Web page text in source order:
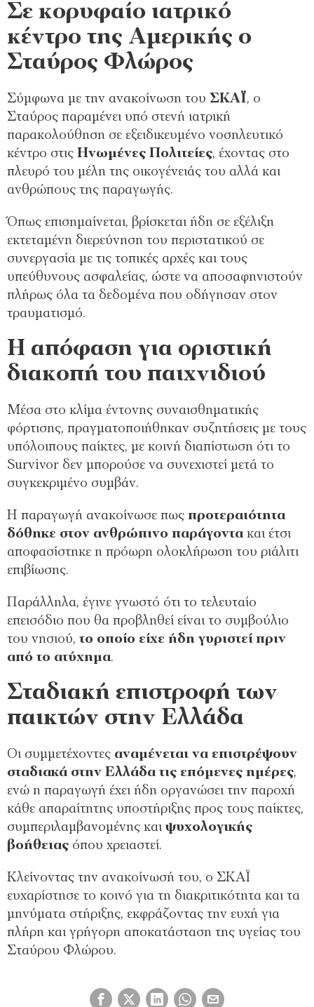
Σε κορυφαίο ιατρικό
κέντρο της Αμερικής ο
Σταύρος Φλώρος
Σύμφωνα με την ανακοίνωση του ΣΚΑΪ, ο
Σταύρος παραμένει υπό στενή ιατρική
παρακολούθηση σε εξειδικευμένο νοσηλευτικό
κέντρο στις Ηνωμένες Πολιτείες, έχοντας στο
πλευρό του μέλη της οικογένειάς του αλλά και
ανθρώπους της παραγωγής.
Όπως επισημαίνεται, βρίσκεται ήδη σε εξέλιξη
εκτεταμένη διερεύνηση του περιστατικού σε
συνεργασία με τις τοπικές αρχές και τους
υπεύθυνους ασφαλείας, ώστε να αποσαφηνιστούν
πλήρως όλα τα δεδομένα που οδήγησαν στον
τραυματισμό.
Η απόφαση για οριστική
διακοπή του παιχνιδιού
Μέσα στο κλίμα έντονης συναισθηματικής
φόρτισης, πραγματοποιήθηκαν συζητήσεις με τους
υπόλοιπους παίκτες, με κοινή διαπίστωση ότι το
Survivor δεν μπορούσε να συνεχιστεί μετά το
συγκεκριμένο συμβάν.
Η παραγωγή ανακοίνωσε πως προτεραιότητα
δόθηκε στον ανθρώπινο παράγοντα και έτσι
αποφασίστηκε η πρόωρη ολοκλήρωση του ριάλιτι
επιβίωσης.
Παράλληλα, έγινε γνωστό ότι το τελευταίο
επεισόδιο που θα προβληθεί είναι το συμβούλιο
του νησιού, το οποίο είχε ήδη γυριστεί πριν
από το ατύχημα.
Σταδιακή επιστροφή των
παικτών στην Ελλάδα
Οι συμμετέχοντες αναμένεται να επιστρέψουν
σταδιακά στην Ελλάδα τις επόμενες ημέρες,
ενώ η παραγωγή έχει ήδη οργανώσει την παροχή
κάθε απαραίτητης υποστήριξης προς τους παίκτες,
συμπεριλαμβανομένης και ψυχολογικής
βοήθειας όπου χρειαστεί.
Κλείνοντας την ανακοίνωσή του, ο ΣΚΑΪ
ευχαρίστησε το κοινό για τη διακριτικότητα και τα
μηνύματα στήριξης, εκφράζοντας την ευχή για
πλήρη και γρήγορη αποκατάσταση της υγείας του
Σταύρου Φλώρου.